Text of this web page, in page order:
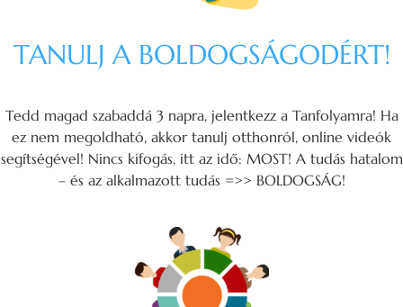
TANULJ A BOLDOGSÁGODÉRT!
Tedd magad szabaddá 3 napra, jelentkezz a Tanfolyamra! Ha
ez nem megoldható, akkor tanulj otthonról, online videók
segítségével! Nincs kifogás, itt az idő: MOST! A tudás hatalom
– és az alkalmazott tudás =>> BOLDOGSÁG!